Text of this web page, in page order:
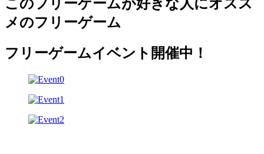
このフリーゲームが好きな人にオスス
メのフリーゲーム
フリーゲームイベント開催中！